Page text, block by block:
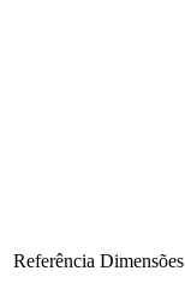
Referência Dimensões